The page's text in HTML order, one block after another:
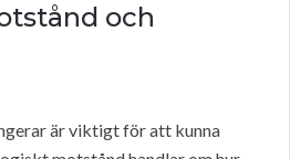
och
är viktigt för att kunna